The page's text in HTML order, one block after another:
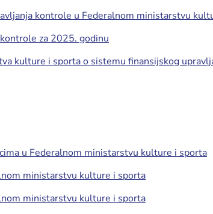
kontrole u Federalnom ministarstvu
za 2025. godinu
kulture i sporta o sistemu finansijskog
u Federalnom ministarstvu kulture i sporta
ministarstvu kulture i sporta
ministarstvu kulture i sporta